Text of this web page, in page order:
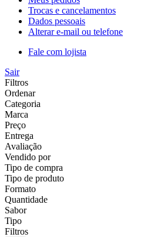
Trocas e cancelamentos
Dados pessoais
Alterar e-mail ou telefone
Fale com lojista
Sair
Filtros
Ordenar
Categoria
Marca
Preço
Entrega
Avaliação
Vendido por
Tipo de compra
Tipo de produto
Formato
Quantidade
Sabor
Tipo
Filtros